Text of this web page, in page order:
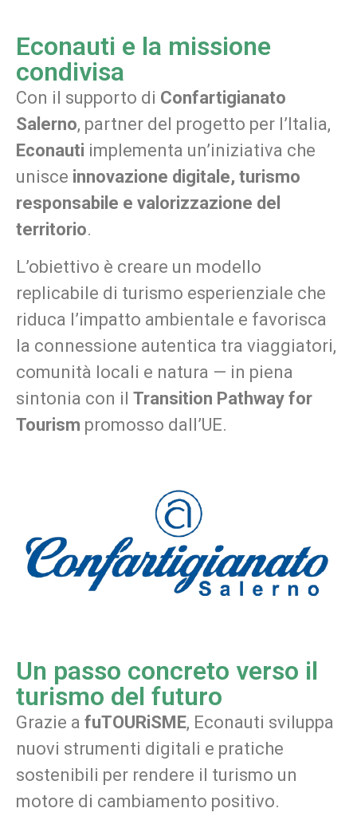
Econauti e la missione
condivisa
Con il supporto di Confartigianato
Salerno, partner del progetto per l’Italia,
Econauti implementa un’iniziativa che
unisce innovazione digitale, turismo
responsabile e valorizzazione del
territorio.
L’obiettivo è creare un modello
replicabile di turismo esperienziale che
riduca l’impatto ambientale e favorisca
la connessione autentica tra viaggiatori,
comunità locali e natura — in piena
sintonia con il Transition Pathway for
Tourism promosso dall’UE.
Un passo concreto verso il
turismo del futuro
Grazie a fuTOURiSME, Econauti sviluppa
nuovi strumenti digitali e pratiche
sostenibili per rendere il turismo un
motore di cambiamento positivo.